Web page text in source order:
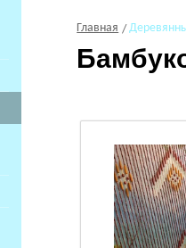
Главная